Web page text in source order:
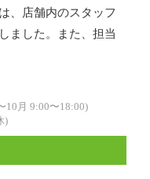
、店舗内のスタッフ
ました。また、担当
10月 9:00〜18:00)
)